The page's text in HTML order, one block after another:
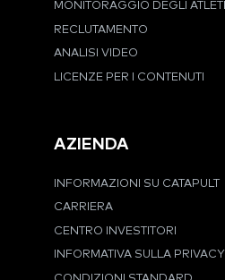
MONITORAGGIO DEGLI ATLETI
RECLUTAMENTO
ANALISI VIDEO
LICENZE PER I CONTENUTI
AZIENDA
INFORMAZIONI SU CATAPULT
CARRIERA
CENTRO INVESTITORI
INFORMATIVA SULLA PRIVACY